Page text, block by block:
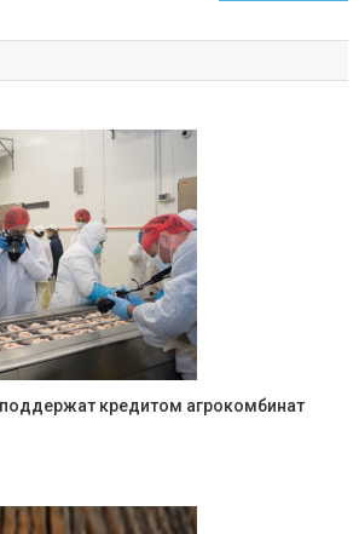
кредитом агрокомбинат